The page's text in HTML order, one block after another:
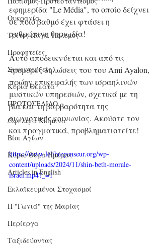
Ουκρανία
Τρίτος Παγκ. Πόλεμος
Προφητείες
Συνεντεύξεις
Κύρια Θέματα
ΠΡΩΤΟΣΕΛΙΔΟ
Ωφέλιμα Κείμενα
Βίοι Αγίων
Κύριο Θέμα Ημέρας
Articles in English
Εκλαϊκευμένοι Στοχασμοί
Η "Γωνιά" της Μαρίας
Περίεργα
Ταξιδεύοντας
εφημερίδα "Le Média", το οποίο δείχνει
σε ποιό βαθμό έχει φτάσει η
ανθρώπινη θηριωδία!
Αυτό αποδεικνύεται και από τις
τρομερές δηλώσεις του του Ami Ayalon,
πρώην επικεφαλής των ισραηλινών
μυστικών υπηρεσιών, σχετικά με τη
βία και τη βαρβαρότητα της
σιωνιστικής κοινωνίας. Ακούστε τον
και πραγματικά, προβληματιστείτε!
https://www.lelibrepenseur.org/wp-
content/uploads/2024/11/shin-beth-morale-
israel.mp4?_=1